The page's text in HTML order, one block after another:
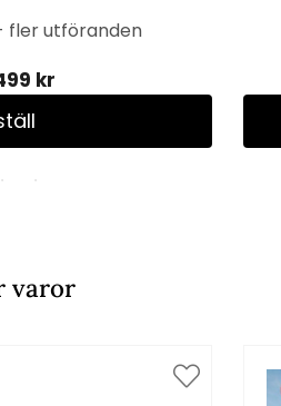
fler utföranden
kr
varor